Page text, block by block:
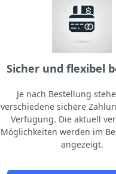
Sicher und flexibel
Je nach Bestellung
verschiedene sichere
Verfügung. Die aktuell
Möglichkeiten werden im
angezeigt.